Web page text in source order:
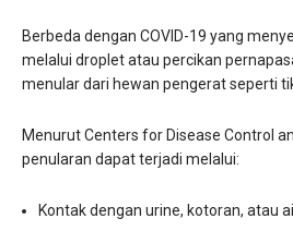
Berbeda dengan COVID-19 yang
melalui droplet atau percikan
menular dari hewan pengerat seperti
Menurut Centers for Disease Control
penularan dapat terjadi melalui:
Kontak dengan urine, kotoran, atau